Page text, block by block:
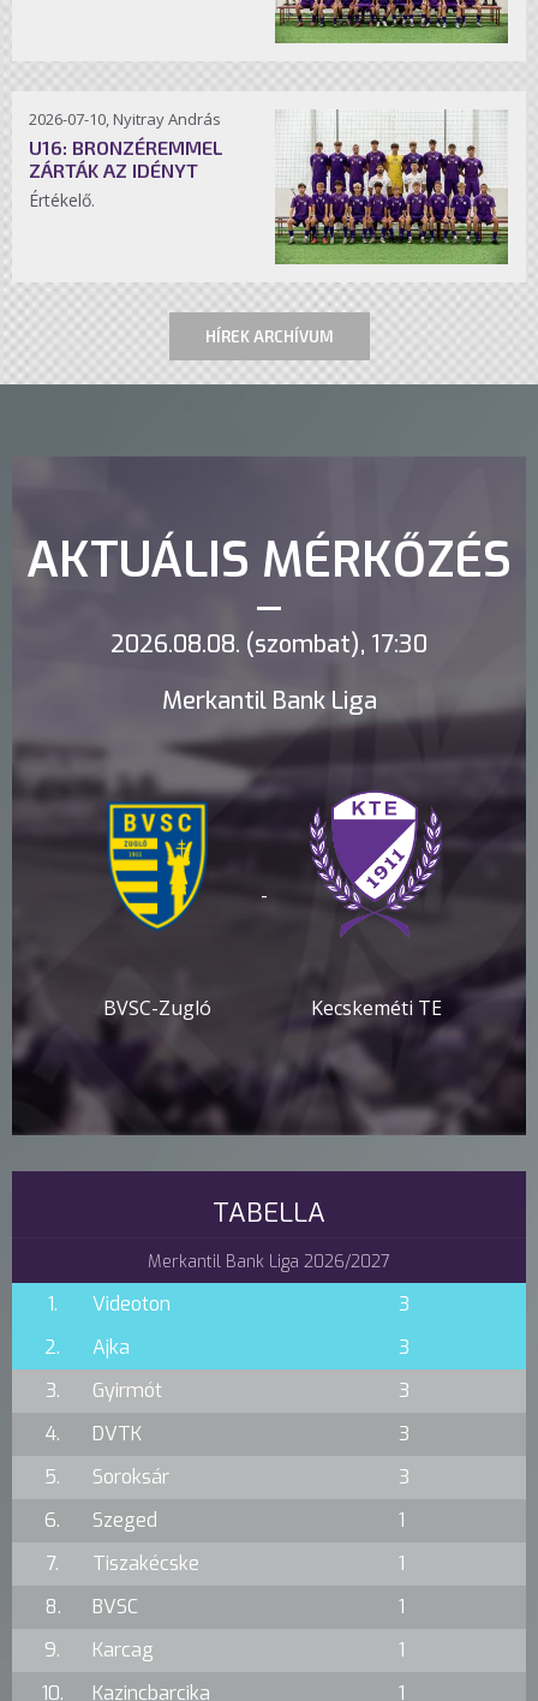
2026-07-10, Nyitray András
U16: BRONZÉREMMEL
ZÁRTÁK AZ IDÉNYT
Értékelő.
HÍREK ARCHÍVUM
AKTUÁLIS MÉRKŐZÉS
2026.08.08. (szombat), 17:30
Merkantil Bank Liga
BVSC-Zugló
-
Kecskeméti TE
TABELLA
Merkantil Bank Liga 2026/2027
1. Videoton
3
2.
Ajka
3
3.
Gyirmót
3
4.
DVTK
3
5.
Soroksár
3
6.
Szeged
1
7.
Tiszakécske
1
8.
BVSC
1
9.
Karcag
1
10.
Kazincbarcika 1